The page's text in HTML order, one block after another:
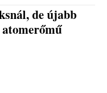
de újabb